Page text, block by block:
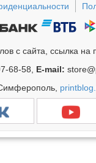
с сайта, ссылка на
68-58, E-mail: